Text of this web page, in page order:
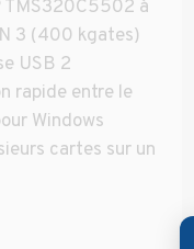
TMS320C5502 à
3 (400 kgates)
USB 2
rapide entre le
Windows
cartes sur un